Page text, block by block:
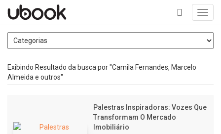
+
Exibindo Resultado da busca por "Camila Fernandes, Marcelo
Almeida e outros"
Palestras Inspiradoras: Vozes Que
Transformam O Mercado
Imobiliário